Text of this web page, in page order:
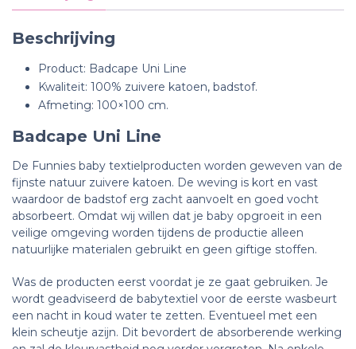
Beschrijving
Product: Badcape Uni Line
Kwaliteit: 100% zuivere katoen, badstof.
Afmeting: 100×100 cm.
Badcape Uni Line
De Funnies baby textielproducten worden geweven van de
fijnste natuur zuivere katoen. De weving is kort en vast
waardoor de badstof erg zacht aanvoelt en goed vocht
absorbeert. Omdat wij willen dat je baby opgroeit in een
veilige omgeving worden tijdens de productie alleen
natuurlijke materialen gebruikt en geen giftige stoffen.
Was de producten eerst voordat je ze gaat gebruiken. Je
wordt geadviseerd de babytextiel voor de eerste wasbeurt
een nacht in koud water te zetten. Eventueel met een
klein scheutje azijn. Dit bevordert de absorberende werking